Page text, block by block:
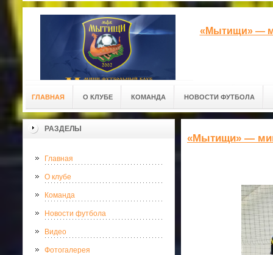
«Мытищи» —
ГЛАВНАЯ О КЛУБЕ КОМАНДА НОВОСТИ ФУТБОЛА
РАЗДЕЛЫ
Главная
О клубе
Команда
Новости футбола
Видео
Фотогалерея
«Мытищи» —